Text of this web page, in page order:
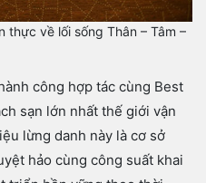
thực về lối sống Thân – Tâm –
công hợp tác cùng Best
sạn lớn nhất thế giới vận
lừng danh này là cơ sở
hảo cùng công suất khai